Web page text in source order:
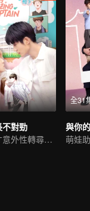
對勁
籃球天才意外性轉尋真愛
全31
與你